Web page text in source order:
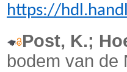
https://
Post, K.;
bodem van de